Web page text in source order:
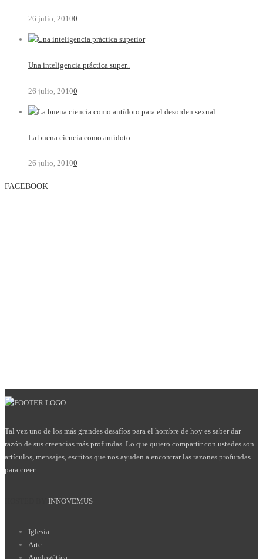
26 julio, 20100
Una inteligencia práctica super..
26 julio, 20100
La buena ciencia como antídoto ..
26 julio, 20100
FACEBOOK
Tal vez uno de los más grandes desafíos para el hombre de hoy es saber dar
razón de sus creencias más profundas. Lo que quiero compartir con ustedes son
artículos, mensajes, escritos que nos ayuden a encontrar las razones profundas
para creer.
INNOVEMUS
Iglesia
Arte